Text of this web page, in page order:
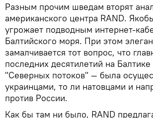
Разным прочим шведам вторят
американского центра RAND.
угрожает подводным интернет-
Балтийского моря. При этом
замалчивается тот вопрос, что
последних десятилетий на
"Северных потоков" — была
украинцами, то ли натовцами и
против России.
Как бы там ни было, RAND